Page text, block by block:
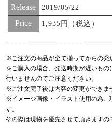
Release 2019/05/22
Price 1,935円（税込）
※ご注文の商品が全て揃ってからの発
をご購入の場合、発送時期が遅いも
行いませんのでご注意ください。
※ご注文完了後は内容の変更ができま
※イメージ画像・イラスト使用の為、
す。
その際は現物を優先させて頂きますの